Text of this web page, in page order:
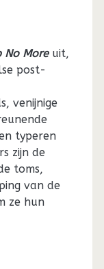
No More uit,
post-
venijnige
typeren
zijn de
toms,
van de
ze hun